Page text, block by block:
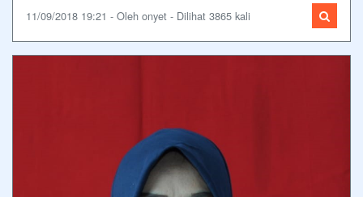
11/09/2018 19:21 - Oleh onyet - Dilihat 3865 kali